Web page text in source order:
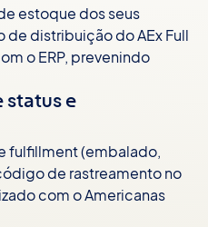
estoque dos seus
de distribuição do AEx Full
o ERP, prevenindo
status e
fulfillment (embalado,
de rastreamento no
com o Americanas